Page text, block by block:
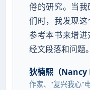
倦的研究。当
们时，我发现
参考本书来增
经文段落和问题。
狄楠熙（Nancy
作家、"复兴我心"